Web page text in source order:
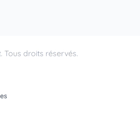
Tous droits réservés.